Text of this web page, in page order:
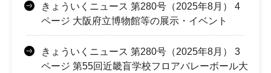
きょういくニュース 第280号（2025年8月） 4
ページ 大阪府立博物館等の展示・イベント
きょういくニュース 第280号（2025年8月） 3
ページ 第55回近畿盲学校フロアバレーボール大